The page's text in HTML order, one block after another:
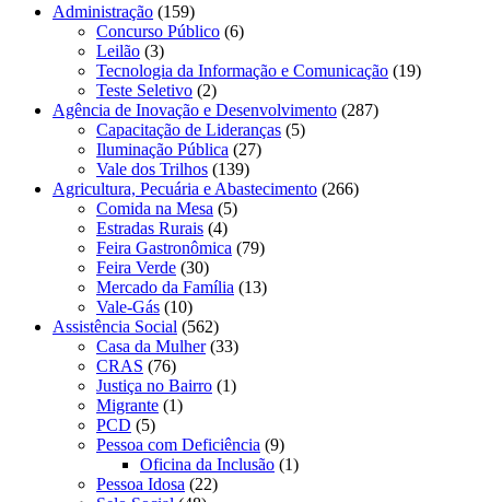
Administração (159)
Concurso Público (6)
Leilão (3)
Tecnologia da Informação e Comunicação (19)
Teste Seletivo (2)
Agência de Inovação e Desenvolvimento (287)
Capacitação de Lideranças (5)
Iluminação Pública (27)
Vale dos Trilhos (139)
Agricultura, Pecuária e Abastecimento (266)
Comida na Mesa (5)
Estradas Rurais (4)
Feira Gastronômica (79)
Feira Verde (30)
Mercado da Família (13)
Vale-Gás (10)
Assistência Social (562)
Casa da Mulher(33)
CRAS (76)
Justiça no Bairro (1)
Migrante (1)
PCD (5)
Pessoa com Deficiência (9)
Oficina da Inclusão (1)
Pessoa Idosa (22)